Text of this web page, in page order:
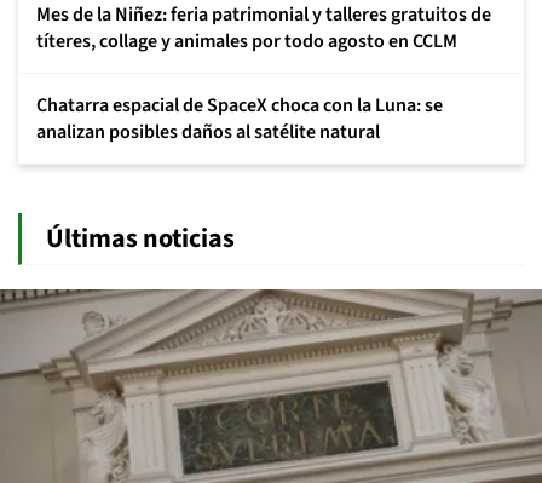
Mes de la Niñez: feria patrimonial y talleres gratuitos de
títeres, collage y animales por todo agosto en CCLM
Chatarra espacial de SpaceX choca con la Luna: se
analizan posibles daños al satélite natural
Últimas noticias